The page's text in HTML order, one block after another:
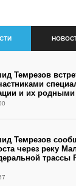
Темрезов
и их родными
Темрезов
через реку
трассы